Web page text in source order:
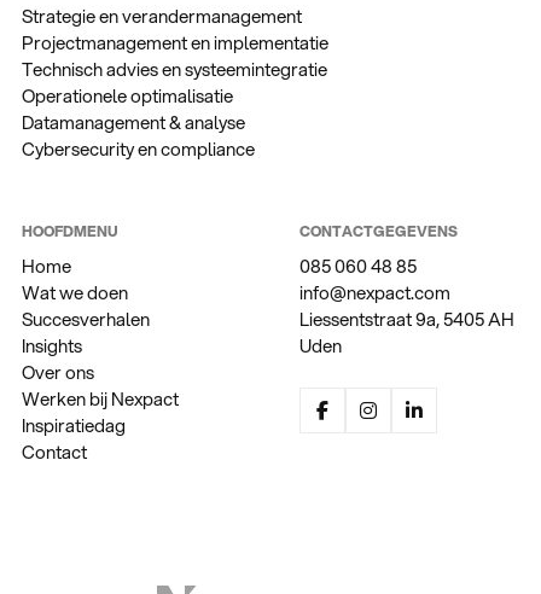
HOOFDMENU
Home
Wat we doen
Succesverhalen
Insights
Over ons
Werken bij Nexpact
Inspiratiedag
Contact
Strategie en verandermanagement
Projectmanagement en implementatie
Technisch advies en systeemintegratie
Operationele optimalisatie
Datamanagement & analyse
Cybersecurity en compliance
CONTACTGEGEVENS
085 060 48 85
info@nexpact.com
Liessentstraat 9a, 5405 AH
Uden